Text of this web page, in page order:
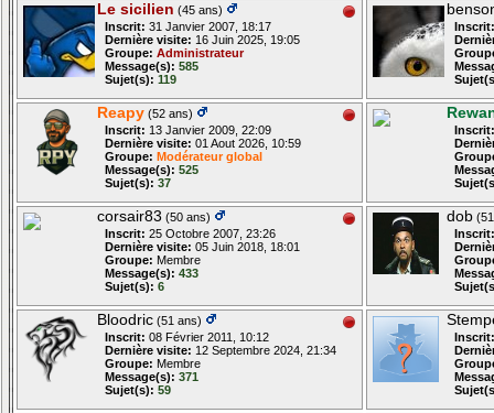
Le sicilien (45 ans)
Inscrit: 31 Janvier 2007, 18:17
Dernière visite: 16 Juin 2025, 19:05
Groupe: Administrateur
Message(s): 585
Sujet(s): 119
Inscrit:
Reapy (52 ans)
Inscrit: 13 Janvier 2009, 22:09
Dernière visite: 01 Aout 2026, 10:59
Groupe: Modérateur global
Message(s): 525
Sujet(s): 37
Inscrit:
corsair83 (50 ans)
Inscrit: 25 Octobre 2007, 23:26
Dernière visite: 05 Juin 2018, 18:01
Groupe: Membre
Message(s): 433
Sujet(s): 6
dob
Inscrit:
Bloodric (51 ans)
Inscrit: 08 Février 2011, 10:12
Dernière visite: 12 Septembre 2024, 21:34
Groupe: Membre
Message(s): 371
Sujet(s): 59
Inscrit: